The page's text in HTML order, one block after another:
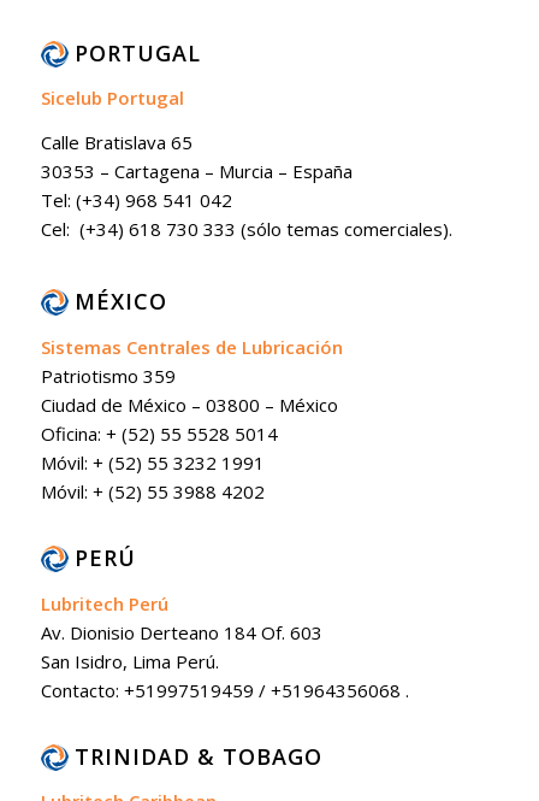
PORTUGAL
Sicelub Portugal
Calle Bratislava 65
30353 – Cartagena – Murcia – España
Tel: (+34) 968 541 042
Cel: (+34) 618 730 333 (sólo temas comerciales).
MÉXICO
Sistemas Centrales de Lubricación
Patriotismo 359
Ciudad de México – 03800 – México
Oficina: + (52) 55 5528 5014
Móvil: + (52) 55 3232 1991
Móvil: + (52) 55 3988 4202
PERÚ
Lubritech Perú
Av. Dionisio Derteano 184 Of. 603
San Isidro, Lima Perú.
Contacto: +51997519459 / +51964356068 .
TRINIDAD & TOBAGO